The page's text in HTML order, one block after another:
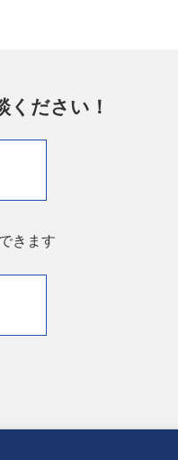
ください！
きます